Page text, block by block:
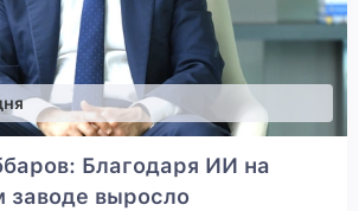
Благодаря ИИ на
заводе выросло